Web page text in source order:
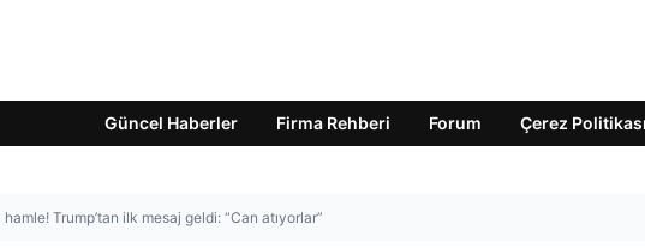
Güncel Haberler Firma Rehberi Forum Çerez Politikası
hamle! Trump’tan ilk mesaj geldi: “Can atıyorlar”